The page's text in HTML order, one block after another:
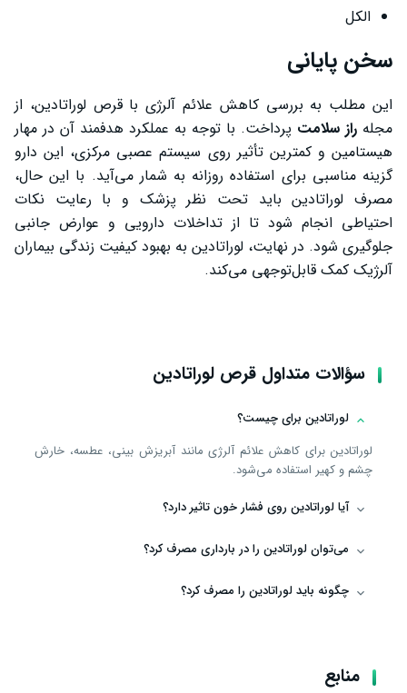
الکل
سخن پایانی
این مطلب به بررسی کاهش علائم آلرژی با قرص لوراتادین، از
مجله راز سلامت پرداخت. با توجه به عملکرد هدفمند آن در مهار
هیستامین و کمترین تأثیر روی سیستم عصبی مرکزی، این دارو
گزینه مناسبی برای استفاده روزانه به شمار می‌آید. با این حال،
مصرف لوراتادین باید تحت نظر پزشک و با رعایت نکات
احتیاطی انجام شود تا از تداخلات دارویی و عوارض جانبی
جلوگیری شود. در نهایت، لوراتادین به بهبود کیفیت زندگی بیماران
آلرژیک کمک قابل‌توجهی می‌کند.
سؤالات متداول قرص لوراتادین
لوراتادین برای چیست؟
لوراتادین برای کاهش علائم آلرژی مانند آبریزش بینی، عطسه، خارش
چشم و کهیر استفاده می‌شود.
آیا لوراتادین روی فشار خون تاثیر دارد؟
می‌توان لوراتادین را در بارداری مصرف کرد؟
چگونه باید لوراتادین را مصرف کرد؟
منابع